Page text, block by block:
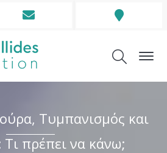
IconEnvelope Icon
Τυμπανισμός και
πρέπει να κάνω;